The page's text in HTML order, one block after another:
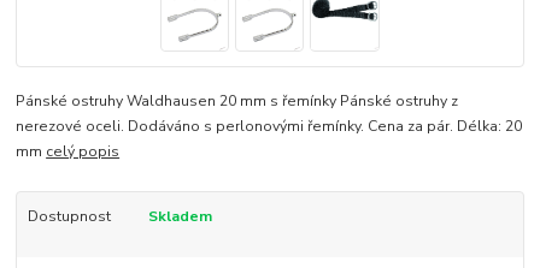
Pánské ostruhy Waldhausen 20 mm s řemínky Pánské ostruhy z
nerezové oceli. Dodáváno s perlonovými řemínky. Cena za pár. Délka: 20
mm celý popis
Dostupnost Skladem